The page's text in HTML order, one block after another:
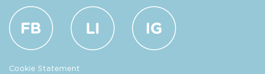
Cookie Statement